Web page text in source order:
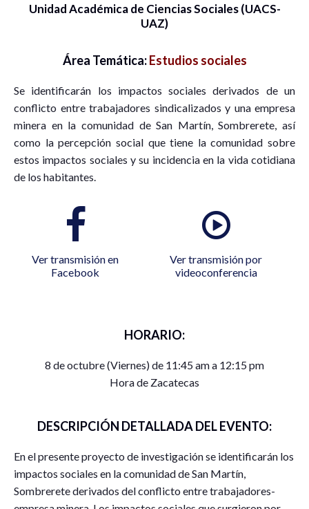
Unidad Académica de Ciencias Sociales (UACS-
UAZ)
Área Temática:Estudios sociales
Se identificarán los impactos sociales derivados de un
conflicto entre trabajadores sindicalizados y una empresa
minera en la comunidad de San Martín, Sombrerete, así
como la percepción social que tiene la comunidad sobre
estos impactos sociales y su incidencia en la vida cotidiana
de los habitantes.
Ver transmisión en
Facebook
Ver transmisión por
videoconferencia
HORARIO:
8 de octubre (Viernes) de 11:45 am a 12:15 pm
Hora de Zacatecas
DESCRIPCIÓN DETALLADA DEL EVENTO:
En el presente proyecto de investigación se identificarán los
impactos sociales en la comunidad de San Martín,
Sombrerete derivados del conflicto entre trabajadores-